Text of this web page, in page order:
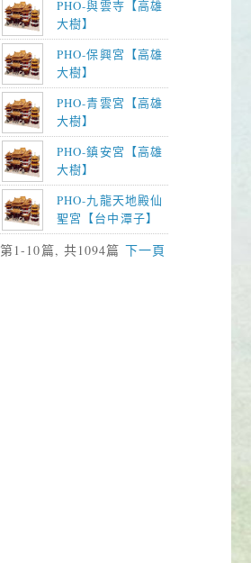
PHO-與雲寺【高雄
大樹】
PHO-保興宮【高雄
大樹】
PHO-青雲宮【高雄
大樹】
PHO-鎮安宮【高雄
大樹】
PHO-九龍天地殿仙
聖宮【台中潭子】
第1-10篇, 共1094篇 下一頁